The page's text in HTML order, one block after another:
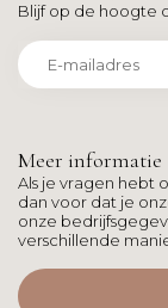
Meer informatie
Als je vragen hebt
dan voor dat je
onze
verschillende
Blijf op de hoogte